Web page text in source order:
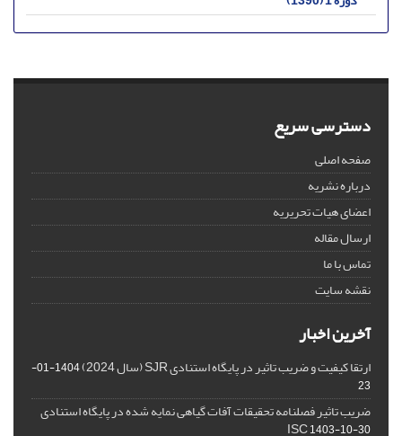
دسترسی سریع
صفحه اصلی
درباره نشریه
اعضای هیات تحریریه
ارسال مقاله
تماس با ما
نقشه سایت
آخرین اخبار
ارتقا کیفیت و ضریب تاثیر در پایگاه استنادی SJR (سال 2024)
1404-01-
23
ضریب تاثیر فصلنامه تحقیقات آفات گیاهی نمایه شده در پایگاه استنادی
ISC1403-10-30